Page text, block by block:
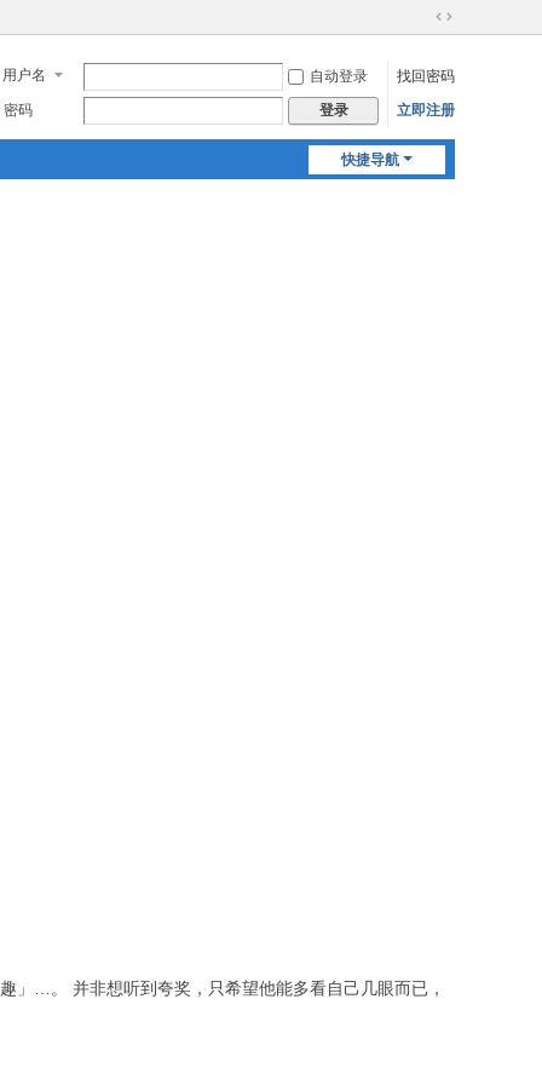
切
到
宽
用户名 自动登录
找回密码
密码
登录 立即注册
快捷导航
」…。 并非想听到夸奖，只希望他能多看自己几眼而已，